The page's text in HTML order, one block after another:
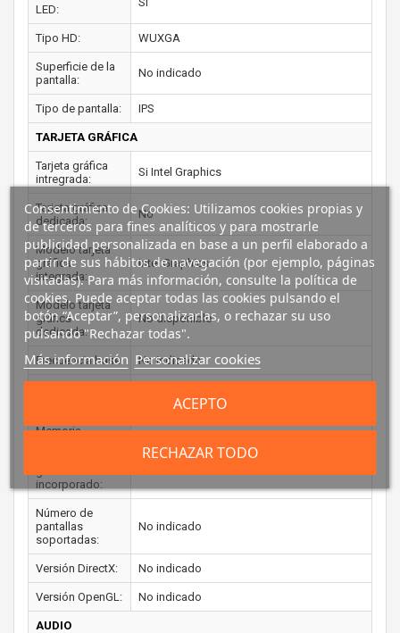
LED:
Tipo HD: WUXGA
Superficie de la
pantalla:
No indicado
Tipo de pantalla: IPS
TARJETA GRÁFICA
Tarjeta gráfica
intregrada:
Si Intel Graphics
Tarjeta gráfica
dedicada:
No
Modelo tarjeta
gráfica
integrada:
Intel Graphics
Modelo tarjeta
gráfica
dedicada:
No disponible
Frecuencia base: No indicado
Memoria
incorporado:
No indicado
Número de
pantallas
soportadas:
No indicado
Versión DirectX: No indicado
Versión OpenGL: No indicado
AUDIO
Consentimiento de Cookies: Utilizamos cookies propias y
de terceros para fines analíticos y para mostrarle
publicidad personalizada en base a un perfil elaborado a
partir de sus hábitos de navegación (por ejemplo, páginas
visitadas). Para más información, consulte la política de
cookies. Puede aceptar todas las cookies pulsando el
botón “Aceptar”, personalizarlas, o rechazar su uso
pulsando "Rechazar todas".
Más información Personalizar cookies
RECHAZAR TODO
ACEPTO